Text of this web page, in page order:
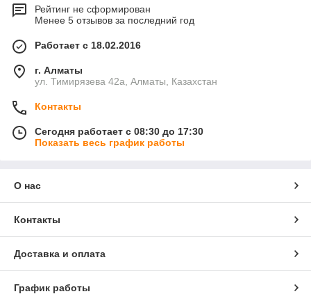
Рейтинг не сформирован
Менее 5 отзывов за последний год
Работает с 18.02.2016
г. Алматы
ул. Тимирязева 42а, Алматы, Казахстан
Контакты
Сегодня работает с 08:30 до 17:30
Показать весь график работы
О нас
Контакты
Доставка и оплата
График работы